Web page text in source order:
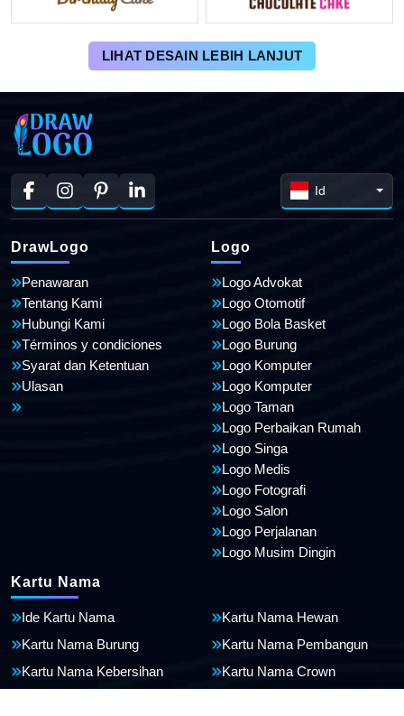
LIHAT DESAIN LEBIH LANJUT
Id
DrawLogo
Penawaran
Tentang Kami
Hubungi Kami
Términos y condiciones
Syarat dan Ketentuan
Ulasan
Logo
Logo Advokat
Logo Otomotif
Logo Bola Basket
Logo Burung
Logo Komputer
Logo Komputer
Logo Taman
Logo Perbaikan Rumah
Logo Singa
Logo Medis
Logo Fotografi
Logo Salon
Logo Perjalanan
Logo Musim Dingin
Kartu Nama
Ide Kartu Nama
Kartu Nama Hewan
Kartu Nama Burung
Kartu Nama Pembangun
Kartu Nama Kebersihan
Kartu Nama Crown